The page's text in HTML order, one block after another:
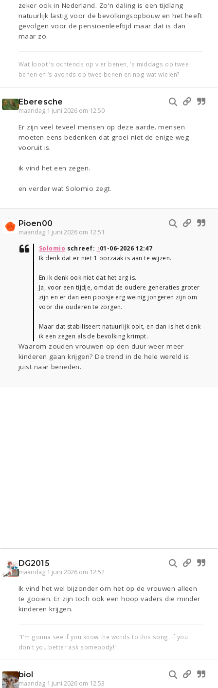
zeker ook in Nederland. Zo'n daling is een tijdlang
natuurlijk lastig voor de bevolkingsopbouw en het heeft
gevolgen voor de pensioenleeftijd maar dat is dan
maar zo.
Wat loopt ‘s ochtends op vier benen, ‘s middags op twee
benen en ‘s avonds op twee benen en nog wat wielen?
Eberesche
maandag 1 juni 2026 om 12:50
Er zijn veel teveel mensen op deze aarde. mensen
moeten eens bedenken dat groei niet de enige weg
vooruit is.
ik vind het een zegen.
en verder wat Solomio zegt.
Pioen00
maandag 1 juni 2026 om 12:51
Solomio schreef: ↑01-06-2026 12:47
Ik denk dat er niet 1 oorzaak is aan te wijzen.
En ik denk ook niet dat het erg is.
Ja, voor een tijdje, omdat de oudere generaties groter
zijn en er dan een poosje erg weinig jongeren zijn om
voor die ouderen te zorgen.
Maar dat stabiliseert natuurlijk ooit, en dan is het denk
ik een zegen als de bevolking krimpt.
Waarom zouden vrouwen op den duur weer meer
kinderen gaan krijgen? De trend in de hele wereld is
juist naar beneden.
DG2015
maandag 1 juni 2026 om 12:52
Ik vind het wel bijzonder om het op de vrouwen alleen
te gooien. Er zijn toch ook een hoop vaders die minder
kinderen krijgen.
"I'm gonna see if you know the words to this song. If you
don't you better ask somebody!"
biol
maandag 1 juni 2026 om 12:53